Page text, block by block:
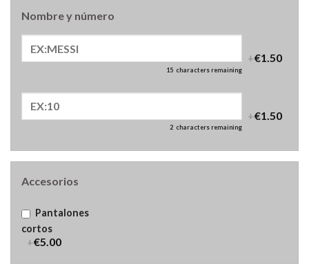
Nombre y número
15 characters remaining
+€1.50
2 characters remaining
+€1.50
Accesorios
Pantalones
cortos
+€5.00